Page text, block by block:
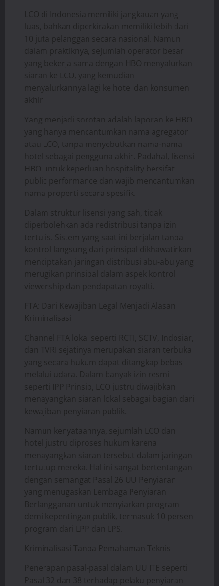
LCO di Indonesia memiliki jangkauan yang
luas, bahkan diperkirakan memiliki lebih dari
10 juta pelanggan secara nasional. Namun
dalam praktiknya, sejumlah operator besar
yang bekerja sama dengan HBO menyalurkan
siaran ke LCO, yang kemudian
menyalurkannya lagi ke hotel dan konsumen
akhir.
Yang menjadi sorotan adalah laporan ke HBO
yang hanya mencantumkan nama agregator
atau LCO, tanpa menyebutkan nama-nama
hotel sebagai pengguna akhir. Padahal, lisensi
HBO untuk keperluan hospitality bersifat
public performance dan wajib mencantumkan
nama properti secara spesifik.
Dalam struktur lisensi yang sah, tidak
diperbolehkan ada redistribusi tanpa izin
tertulis. Sistem yang saat ini berjalan tanpa
kontrol langsung dari prinsipal dikhawatirkan
menciptakan jaringan distribusi abu-abu yang
merugikan prinsipal dalam aspek kontrol
viewership dan pendapatan royalti.
FTA: Dari Kewajiban Legal Menjadi Alasan
Kriminalisasi
Channel FTA lokal seperti RCTI, SCTV, Indosiar,
dan TVRI sejatinya merupakan siaran terbuka
yang secara hukum dapat ditangkap bebas
melalui udara. Dalam banyak izin resmi
seperti IPP Prinsip, LCO justru diwajibkan
menayangkan siaran lokal sebagai bagian dari
kewajiban penyiaran publik.
Namun kenyataannya, sejumlah LCO dan
hotel justru diproses hukum karena
menayangkan siaran tersebut dalam jaringan
tertutup mereka. Hal ini sangat bertentangan
dengan semangat Pasal 26 UU Penyiaran
yang menugaskan Lembaga Penyiaran
Berlangganan untuk menyiarkan program
demi kepentingan publik, termasuk 10 persen
program dari LPP dan LPS.
Kriminalisasi Tanpa Pemahaman Teknis
Penerapan pasal-pasal dalam UU ITE seperti
Pasal 32 dan 38 terhadap pelaku penyiaran